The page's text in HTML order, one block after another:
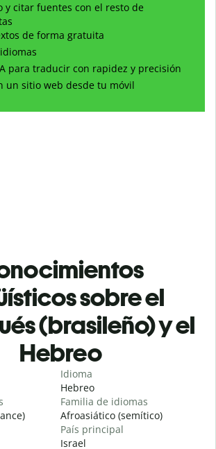
y citar fuentes con el resto de
de forma gratuita
para traducir con rapidez y precisión
un sitio web desde tu móvil
sobre el
(brasileño) y el
Hebreo
Idioma
Hebreo
Familia de idiomas
Afroasiático (semítico)
País principal
Israel